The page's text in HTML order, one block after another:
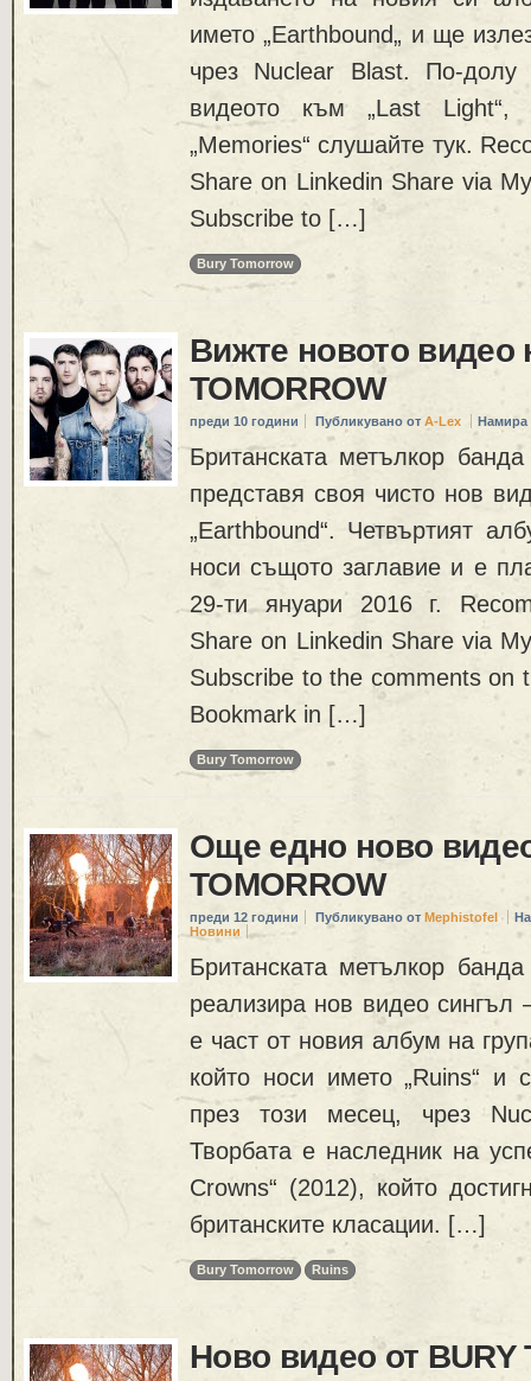
името „Earthbound‬„ и ще
чрез Nuclear Blast. По-долу
видеото към „Last Light“,
„Memories“ слушайте тук.
Share on Linkedin Share via
Subscribe to […]
Bury Tomorrow
Вижте новото видео
TOMORROW
преди 10 години Публикувано от A-Lex Намира
Британската метълкор
представя своя чисто нов
„Earthbound“. Четвъртият
носи същото заглавие и е
29-ти януари 2016 г.
Share on Linkedin Share via
Subscribe to the comments on
Bookmark in […]
Bury Tomorrow
Още едно ново
TOMORROW
преди 12 години Публикувано от Mephistofel
Новини
Британската метълкор
реализира нов видео сингъл
е част от новия албум на
който носи името „Ruins“ и
през този месец, чрез
Творбата е наследник на
Crowns“ (2012), който
британските класации. […]
Bury Tomorrow Ruins
Ново видео от BURY